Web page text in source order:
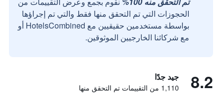
الحجوزات التي تم التحقق منها فقط والتي تم إجراؤها
بواسطة مستخدمين حقيقيين مع HotelsCombined أو
مع شركائنا الخارجيين الموثوقين.
8.2 جيد جدًا
1,110 من التقييمات تم التحقق منها